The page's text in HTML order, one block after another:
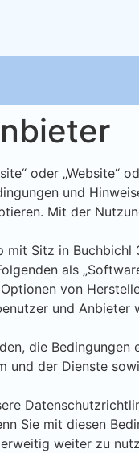
oder „Website“
und
Mit der
Sitz in Buchbichl
als
von
und Anbieter
die
der Dienste
Sie mit diesen
weiter zu